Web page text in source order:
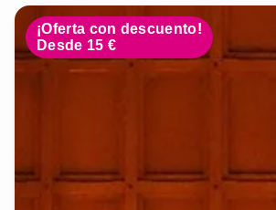
¡Oferta con descuento!
Desde 15 €